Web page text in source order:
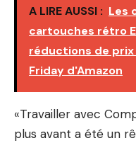
A LIRE AUSSI : Les
cartouches rétro
réductions de prix
Friday d'Amazon
«Travailler avec
plus avant a été un